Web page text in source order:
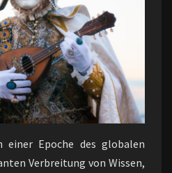
einer Epoche des globalen
Verbreitung von Wissen,